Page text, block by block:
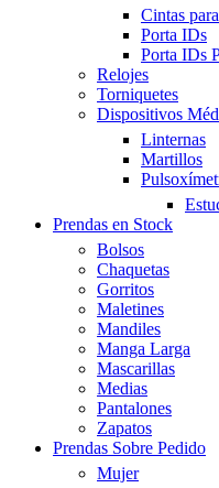
Cintas
Porta IDs
Porta IDs
Relojes
Torniquetes
Dispositivos
Linternas
Martillos
Prendas en Stock
Bolsos
Chaquetas
Gorritos
Maletines
Mandiles
Manga Larga
Mascarillas
Medias
Pantalones
Zapatos
Prendas Sobre Pedido
Mujer